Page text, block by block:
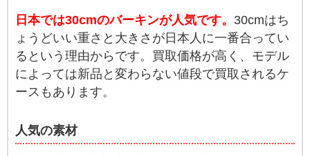
日本では30cmのバーキンが人気です。 30cmはち
ょうどいい重さと大きさが日本人に一番合ってい
るという理由からです。買取価格が高く、モデル
によっては新品と変わらない値段で買取されるケ
ースもあります。
人気の素材